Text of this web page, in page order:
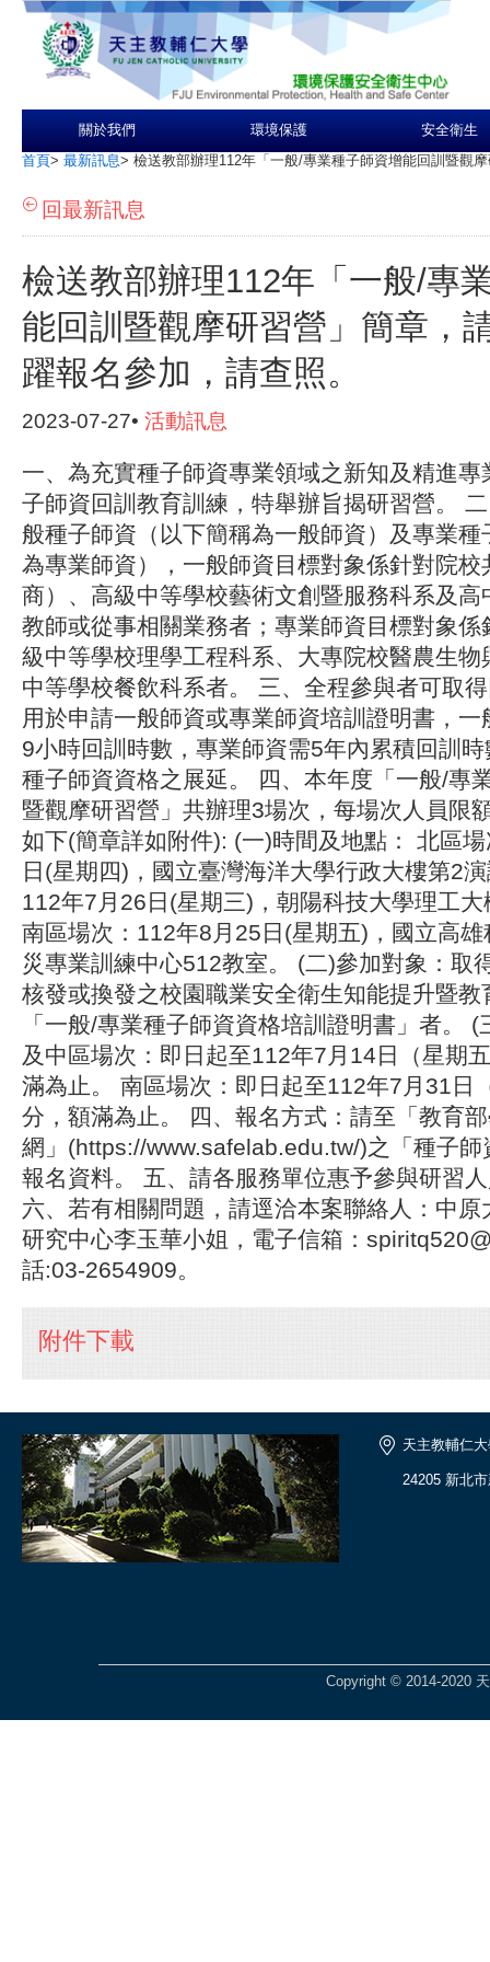
關於我們 環境保護 安全衛生
首頁> 最新訊息> 檢送教部辦理112年「一般/專業種子師資增能回訓暨觀
回最新訊息
檢送教部辦理112年「一般/專
能回訓暨觀摩研習營」簡章，
躍報名參加，請查照。
2023-07-27• 活動訊息
一、為充實種子師資專業領域之新知及精進
子師資回訓教育訓練，特舉辦旨揭研習營。
般種子師資（以下簡稱為一般師資）及專業種
為專業師資），一般師資目標對象係針對院校
商）、高級中等學校藝術文創暨服務科系及高
教師或從事相關業務者；專業師資目標對象係
級中等學校理學工程科系、大專院校醫農生物
中等學校餐飲科系者。 三、全程參與者可取
用於申請一般師資或專業師資培訓證明書，
9小時回訓時數，專業師資需5年內累積回訓
種子師資資格之展延。 四、本年度「一般/專
暨觀摩研習營」共辦理3場次，每場次人員限
如下(簡章詳如附件): (一)時間及地點： 北區
日(星期四)，國立臺灣海洋大學行政大樓第2
112年7月26日(星期三)，朝陽科技大學理工
南區場次：112年8月25日(星期五)，國立高
災專業訓練中心512教室。 (二)參加對象：取
核發或換發之校園職業安全衛生知能提升暨教
「一般/專業種子師資資格培訓證明書」者。
及中區場次：即日起至112年7月14日（星期
滿為止。 南區場次：即日起至112年7月31日
分，額滿為止。 四、報名方式：請至「教育
網」(https://www.safelab.edu.tw/)之「種子師
報名資料。 五、請各服務單位惠予參與研習
六、若有相關問題，請逕洽本案聯絡人：中
研究中心李玉華小姐，電子信箱：
話:03-2654909。
附件下載
天主教輔仁
24205 新北
Copyright © 2014-2020